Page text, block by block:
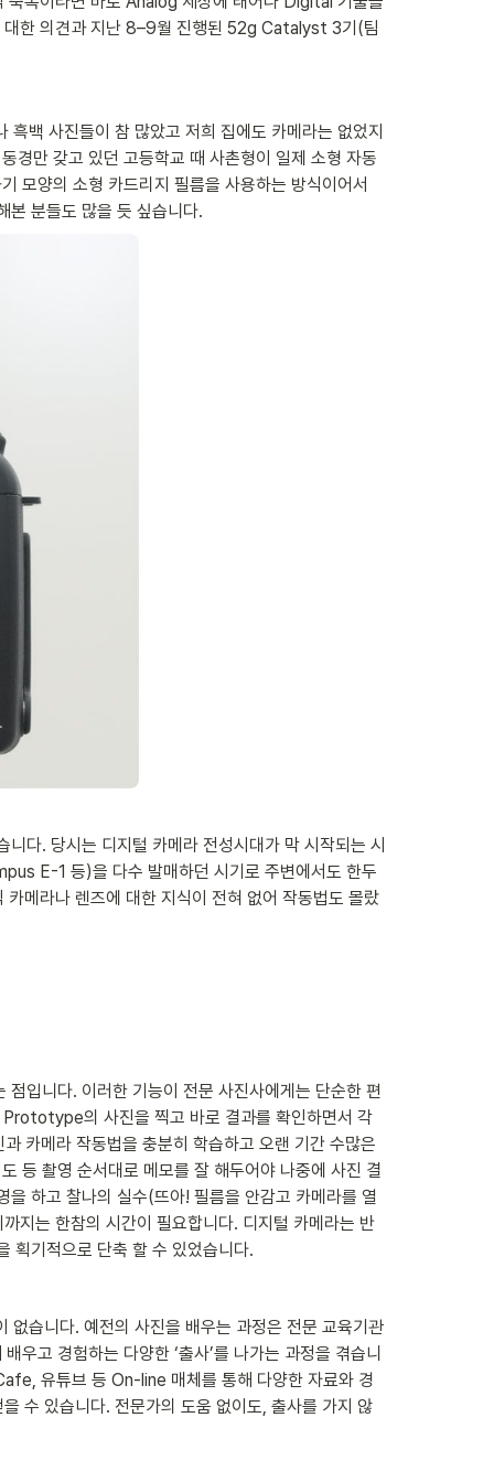
대한 의견과 지난 8–9월 진행된 52g Catalyst 3기(팀
백 사진들이 참 많았고 저희 집에도 카메라는 없었지
경만 갖고 있던 고등학교 때 사촌형이 일제 소형 자동
모양의 소형 카드리지 필름을 사용하는 방식이어서
본 분들도 많을 듯 싶습니다.
다. 당시는 디지털 카메라 전성시대가 막 시작되는 시
E-1 등)을 다수 발매하던 시기로 주변에서도 한두
메라나 렌즈에 대한 지식이 전혀 없어 작동법도 몰랐
입니다. 이러한 기능이 전문 사진사에게는 단순한 편
Prototype의 사진을 찍고 바로 결과를 확인하면서 각
카메라 작동법을 충분히 학습하고 오랜 기간 수많은
등 촬영 순서대로 메모를 잘 해두어야 나중에 사진 결
하고 찰나의 실수(뜨아! 필름을 안감고 카메라를 열
지는 한참의 시간이 필요합니다. 디지털 카메라는 반
획기적으로 단축 할 수 있었습니다.
없습니다. 예전의 사진을 배우는 과정은 전문 교육기관
우고 경험하는 다양한 ‘출사’를 나가는 과정을 겪습니
유튜브 등 On-line 매체를 통해 다양한 자료와 경
수 있습니다. 전문가의 도움 없이도, 출사를 가지 않